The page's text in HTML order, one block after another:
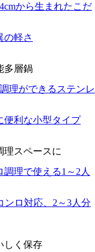
から生まれたこだ
の軽さ
多層鍋
理ができるステンレ
便利な小型タイプ
理スペースに
調理で使える1～2人
ンロ対応、2～3人分
しく保存